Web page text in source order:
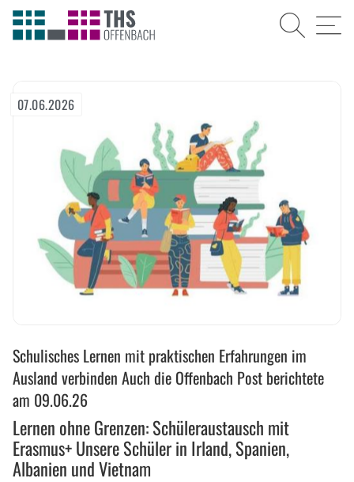
ohne
Grenzen:
Schüleraustausch
mit
Erasmus+
Unsere
Schüler
Schulisches Lernen mit praktischen Erfahrungen im
Ausland verbinden Auch die Offenbach Post berichtete
am 09.06.26
Lernen ohne Grenzen: Schüleraustausch mit
Erasmus+ Unsere Schüler in Irland, Spanien,
Albanien und Vietnam
07.06.2026